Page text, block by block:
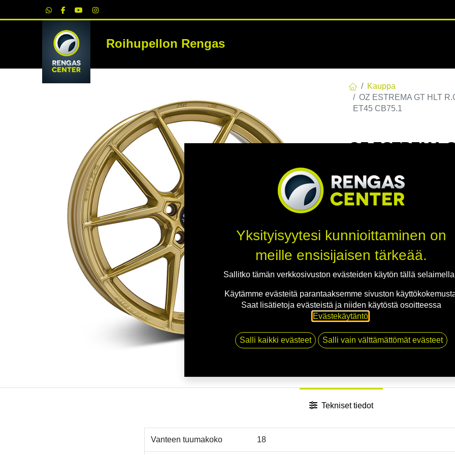
Roihupellon RengasRENKAAT
Kauppa
OZ ESTREMA GT HLT
ET45 CB75.1
OZ ESTREMA
CB75.1
EAN:8027529210798
Jaa
Toimitusehdot
Tekniset tiedot
Vanteen tuumakoko 18
Yksityisyytesi kunnioittaminen on
meille ensisijaisen tärkeää.
Sallitko tämän verkkosivuston evästeiden käytön tällä
Käytämme evästeitä parantaaksemme sivuston
Saat lisätietoja evästeistä ja niiden käytöstä osoitteessa
Evästekäytäntö.
Salli kaikki evästeet Salli vain välttämättömät evästeet